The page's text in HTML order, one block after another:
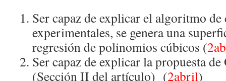
Ser capaz de explicar el algoritmo
experimentales, se genera una
regresión de polinomios cúbicos (
Ser capaz de explicar la propuesta
(Sección II del artículo) (2abril)